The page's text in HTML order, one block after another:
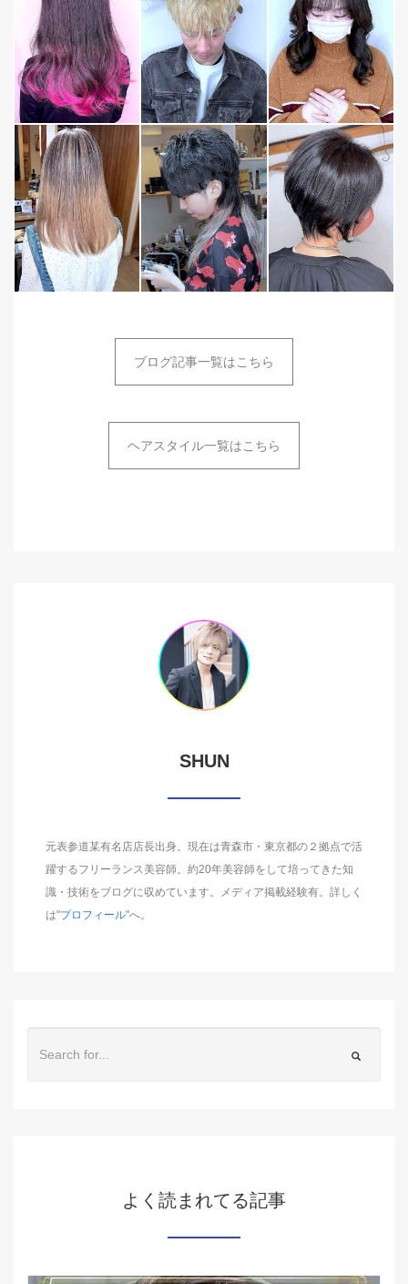
ブログ記事一覧はこちら
ヘアスタイル一覧はこちら
SHUN
元表参道某有名店店長出身。現在は青森市・東京都の２拠点で活
躍するフリーランス美容師。約20年美容師をして培ってきた知
識・技術をブログに収めています。メディア掲載経験有。詳しく
は"プロフィール"へ。
よく読まれてる記事